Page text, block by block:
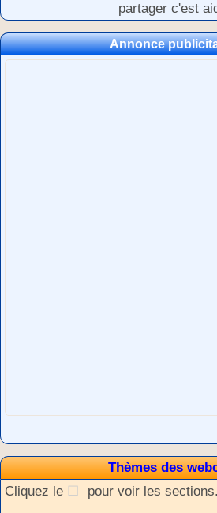
partager c'est
Annonce
Thèmes des
Cliquez le
pour voir les sections.